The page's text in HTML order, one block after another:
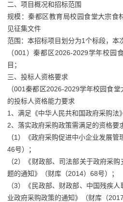
二、项目概况和招标范围
规模：秦都区教育局校园食堂大宗食
见征集文件
范围：本招标项目划分为1个标段，本
（001）秦都区2026‑2029学年校园
目；
三、投标人资格要求
（001秦都区2026‑2029学年校园食堂
的投标人资格能力要求
1、满足《中华人民共和国政府采购法
2、落实政府采购政策需满足的资格要
（1）《政府采购促进中小企业发展管
46号）；
（2）《财政部、司法部关于政府采
题的通知》（财库（2014）68号）；
（3）《民政部、财政部、中国残疾
业政府采购政策的通知》（财库（